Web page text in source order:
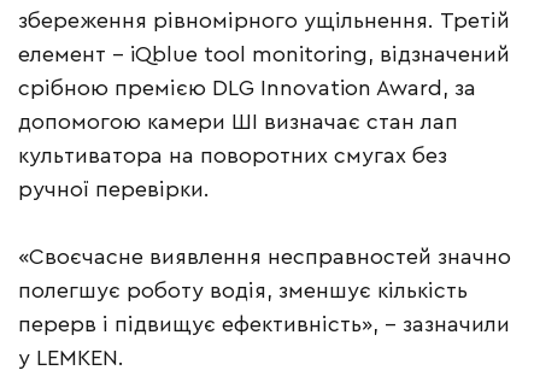
збереження рівномірного ущільнення. Третій
елемент – iQblue tool monitoring, відзначений
срібною премією DLG Innovation Award, за
допомогою камери ШІ визначає стан лап
культиватора на поворотних смугах без
ручної перевірки.
«Своєчасне виявлення несправностей значно
полегшує роботу водія, зменшує кількість
перерв і підвищує ефективність», – зазначили
у LEMKEN.